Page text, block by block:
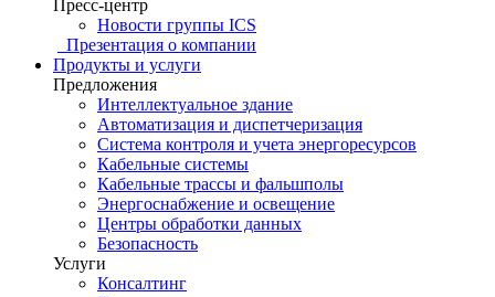
Пресс-центр
Новости группы ICS
Презентация о компании
Продукты и услуги
Предложения
Интеллектуальное здание
Автоматизация и диспетчеризация
Система контроля и учета энергоресурсов
Кабельные системы
Кабельные трассы и фальшполы
Энергоснабжение и освещение
Центры обработки данных
Безопасность
Услуги
Консалтинг